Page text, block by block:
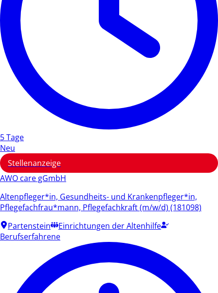
5 Tage
Neu
Stellenanzeige
AWO care gGmbH
Altenpfleger*in, Gesundheits- und Krankenpfleger*in,
Pflegefachfrau*mann, Pflegefachkraft (m/w/d) (181098)
Partenstein
Einrichtungen der Altenhilfe
Berufserfahrene